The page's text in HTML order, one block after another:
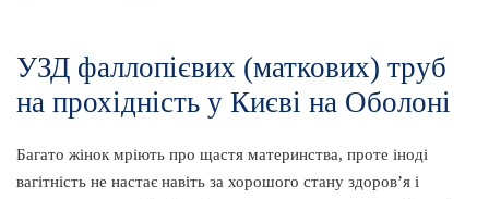
УЗД фаллопієвих (маткових) труб
на прохідність у Києві на Оболоні
Багато жінок мріють про щастя материнства, проте іноді
вагітність не настає навіть за хорошого стану здоров’я і